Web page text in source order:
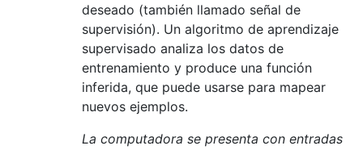
deseado (también llamado señal de
supervisión). Un algoritmo de aprendizaje
supervisado analiza los datos de
entrenamiento y produce una función
inferida, que puede usarse para mapear
nuevos ejemplos.
La computadora se presenta con entradas